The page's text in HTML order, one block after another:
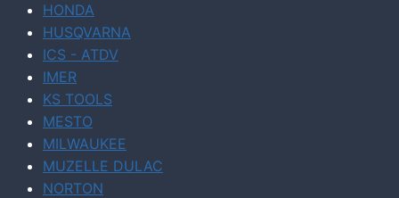
HONDA
HUSQVARNA
ICS - ATDV
IMER
KS TOOLS
MESTO
MILWAUKEE
MUZELLE DULAC
NORTON